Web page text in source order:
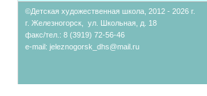
©Детская художественная школа, 2012 - 2026 г.
г. Железногорск, ул. Школьная, д. 18
факс/тел.: 8 (3919) 72-56-46
e-mail: jeleznogorsk_dhs@mail.ru